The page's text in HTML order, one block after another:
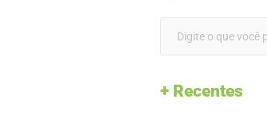
+ Recentes